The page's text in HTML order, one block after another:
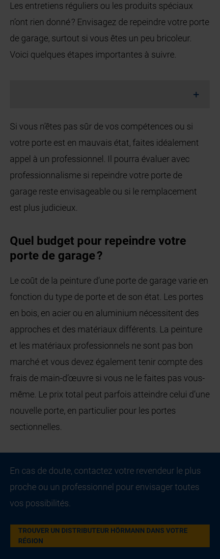
Les entretiens réguliers ou les produits spéciaux
n’ont rien donné ? Envisagez de repeindre votre porte
de garage, surtout si vous êtes un peu bricoleur.
Voici quelques étapes importantes à suivre.
Si vous n’êtes pas sûr de vos compétences ou si
votre porte est en mauvais état, faites idéalement
appel à un professionnel. Il pourra évaluer avec
professionnalisme si repeindre votre porte de
garage reste envisageable ou si le remplacement
est plus judicieux.
Quel budget pour repeindre votre
porte de garage ?
Le coût de la peinture d’une porte de garage varie en
fonction du type de porte et de son état. Les portes
en bois, en acier ou en aluminium nécessitent des
approches et des matériaux différents. La peinture
et les matériaux professionnels ne sont pas bon
marché et vous devez également tenir compte des
frais de main-d’œuvre si vous ne le faites pas vous-
même. Le prix total peut parfois atteindre celui d’une
nouvelle porte, en particulier pour les portes
sectionnelles.
En cas de doute, contactez votre revendeur le plus
proche ou un professionnel pour envisager toutes
vos possibilités.
TROUVER UN DISTRIBUTEUR HÖRMANN DANS VOTRE
RÉGION